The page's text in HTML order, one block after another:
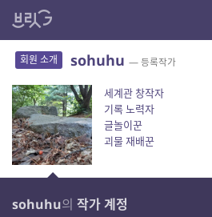
회원 소개 sohuhu — 등록작가
세계관 창작자
기록 노력자
글놀이꾼
괴물 재배꾼
sohuhu의 작가 계정